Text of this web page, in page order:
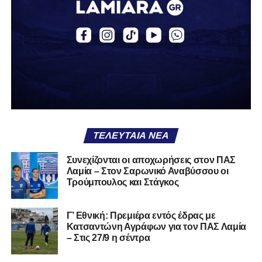
καλό που κάποτε φόρεσες σε επίσημες περιστάσεις τώρα
το κρατάς στη ντουλάπα, τσαλακωμένο, χωρίς να ξέρεις
αν πρέπει να το φορέσεις ξανά ή να το χαρίσεις. Η Λαμία
δείχνει να μην ξέρει τι θέλει να είναι. Και αυτό είναι πάντα
φίλαθλοι και περίγυρος, αντί για παράγοντες
Ασχολούνται περισσότερο με τις «χάρες» των άλλων
παρά με τις δικές τους αδυναμίες. Σαν να ψάχνεις
στον διπλανό το γιατί δεν βρέχει, ενώ κρατάς
ομπρέλα μέσα στο σαλόνι.
εμπειρίαανώτερων επιπέδων,δεν μπορεί να εκπέμπει
εικόνα ομάδας-θύματος.Δεν γίνεται να μιλά για «κέντρα
αποφάσεων» και «επιρροές» και «αδικίες».
ΤΕΛΕΥΤΑΊΑ ΝΈΑ
Συνεχίζονται οι αποχωρήσεις στον ΠΑΣ
Λαμία – Στον Σαρωνικό Αναβύσσου οι
Τρούμπουλος και Στάγκος
Γ’ Εθνική: Πρεμιέρα εντός έδρας με
Κατσαντώνη Αγράφων για τον ΠΑΣ Λαμία
– Στις 27/9 η σέντρα